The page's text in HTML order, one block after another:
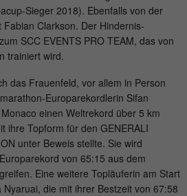
Sieger 2018). Ebenfalls von der
Clarkson. Der Hindernis-
SCC EVENTS PRO TEAM, das von
trainiert wird.
das Frauenfeld, vor allem in Person
Europarekordlerin Sifan
einen Weltrekord über 5 km
ihre Topform für den GENERALI
unter Beweis stellte. Sie wird
von 65:15 aus dem
Eine weitere Topläuferin am Start
die mit ihrer Bestzeit von 67:58
den Zustimmungsstatus des
für Cookies auf der aktuellen
Statistiken über Besuche des
auf der Website, wie z. B. die
der Besuche, durchschnittliche
auf der Website und welche
gelesen wurden.